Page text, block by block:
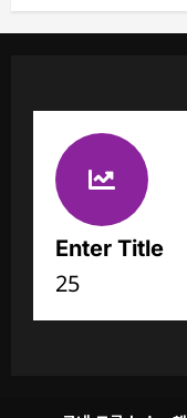
Enter Title
25